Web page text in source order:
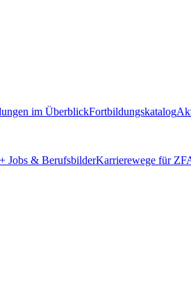
im ÜberblickFortbildungskatalog
+ Jobs & BerufsbilderKarrierewege für